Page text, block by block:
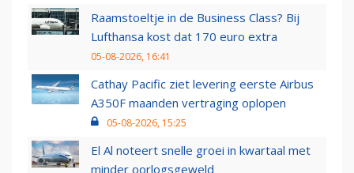
Raamstoeltje in de Business Class? Bij
Lufthansa kost dat 170 euro extra
05-08-2026, 16:41
Cathay Pacific ziet levering eerste Airbus
A350F maanden vertraging oplopen
05-08-2026, 15:25
El Al noteert snelle groei in kwartaal met
minder oorlogsgeweld